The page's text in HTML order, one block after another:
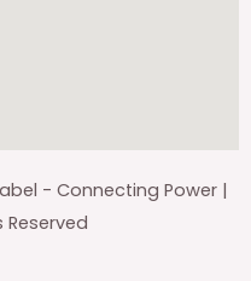
- Connecting Power |
Reserved